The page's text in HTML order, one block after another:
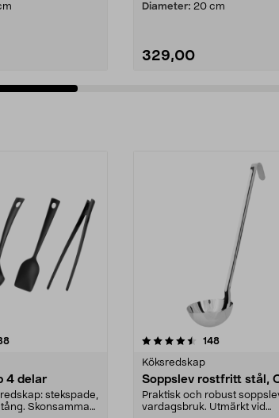
Diameter: 20 cm
329,00
recensioner
4 delar
stekspade,
Skonsamma
5 stjärnor 148recensioner
Köksredskap
Soppslev rostfritt stål,
Praktisk och robust
vardagsbruk. Utmärkt vid
4.5av 5 stjärnor